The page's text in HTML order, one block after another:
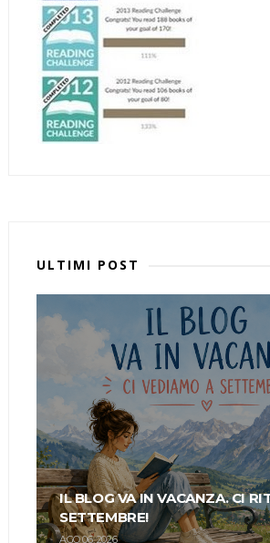
ULTIMI POST
IL BLOG VA IN VACANZA. CI
SETTEMBRE!
AGO 06, 2026